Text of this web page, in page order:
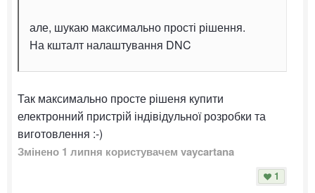
але, шукаю максимально прості рішення.
На кшталт налаштування DNC
Так максимально просте рішеня купити
електронний пристрій індівідульної розробки та
виготовлення :-)
Змінено 1 липня користувачем vaycartana
1